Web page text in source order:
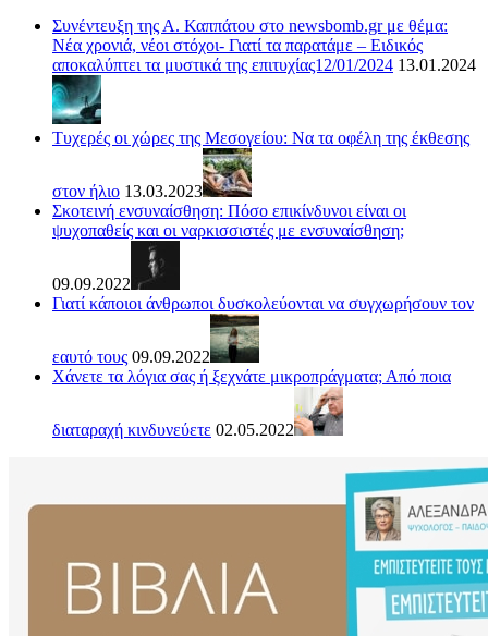
Συνέντευξη της Α. Καππάτου στο newsbomb.gr με θέμα:
Νέα χρονιά, νέοι στόχοι- Γιατί τα παρατάμε – Ειδικός
αποκαλύπτει τα μυστικά της επιτυχίας12/01/2024 13.01.2024
Τυχερές οι χώρες της Μεσογείου: Να τα οφέλη της έκθεσης
στον ήλιο 13.03.2023
Σκοτεινή ενσυναίσθηση: Πόσο επικίνδυνοι είναι οι
ψυχοπαθείς και οι ναρκισσιστές με ενσυναίσθηση;
09.09.2022
Γιατί κάποιοι άνθρωποι δυσκολεύονται να συγχωρήσουν τον
εαυτό τους 09.09.2022
Χάνετε τα λόγια σας ή ξεχνάτε μικροπράγματα; Από ποια
διαταραχή κινδυνεύετε 02.05.2022